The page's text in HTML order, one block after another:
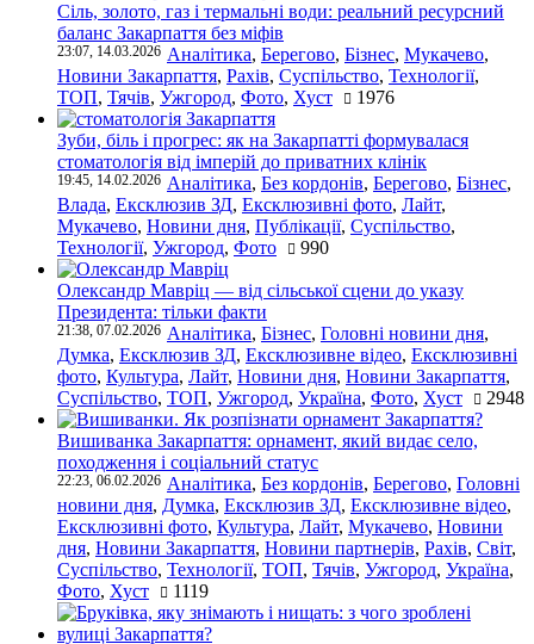
Сіль, золото, газ і термальні води: реальний ресурсний
баланс Закарпаття без міфів
23:07, 14.03.2026 Аналітика, Берегово, Бізнес, Мукачево,
Новини Закарпаття, Рахів, Суспільство, Технології,
ТОП, Тячів, Ужгород, Фото, Хуст 1976
Зуби, біль і прогрес: як на Закарпатті формувалася
стоматологія від імперій до приватних клінік
19:45, 14.02.2026 Аналітика, Без кордонів, Берегово, Бізнес,
Влада, Ексклюзив ЗД, Ексклюзивні фото, Лайт,
Мукачево, Новини дня, Публікації, Суспільство,
Технології, Ужгород, Фото 990
Олександр Мавріц — від сільської сцени до указу
Президента: тільки факти
21:38, 07.02.2026 Аналітика, Бізнес, Головні новини дня,
Думка, Ексклюзив ЗД, Ексклюзивне відео, Ексклюзивні
фото, Культура, Лайт, Новини дня, Новини Закарпаття,
Суспільство, ТОП, Ужгород, Україна, Фото, Хуст 2948
Вишиванка Закарпаття: орнамент, який видає село,
походження і соціальний статус
22:23, 06.02.2026 Аналітика, Без кордонів, Берегово, Головні
новини дня, Думка, Ексклюзив ЗД, Ексклюзивне відео,
Ексклюзивні фото, Культура, Лайт, Мукачево, Новини
дня, Новини Закарпаття, Новини партнерів, Рахів, Світ,
Суспільство, Технології, ТОП, Тячів, Ужгород, Україна,
Фото, Хуст 1119